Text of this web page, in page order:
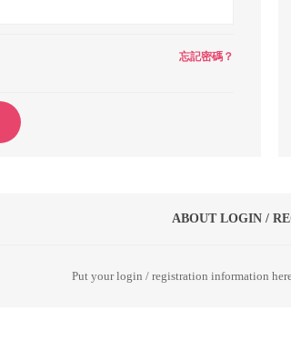
忘記密碼？
ABOUT LOGIN /
Put your login / registration information